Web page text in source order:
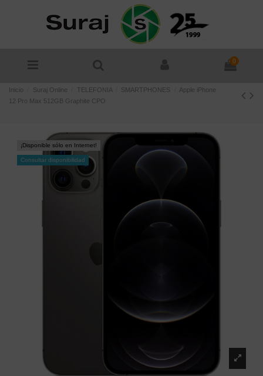
0
Inicio Suraj Online TELEFONIA SMARTPHONES
Apple iPhone
12 Pro Max 512GB Graphite CPO
¡Disponible sólo en Internet!
Consultar disponibilidad